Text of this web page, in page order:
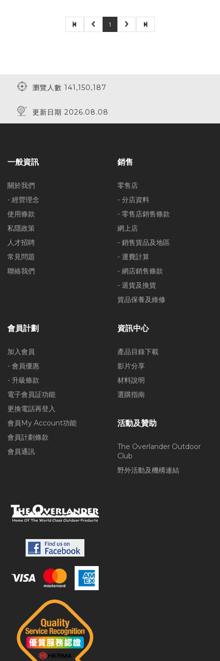
1
瀏覽人數 141,150,187
更新日期 2026.08.08
一般資訊
關於我們
- 經營理念
使用條款
私隱政策
人才招聘
常見問題
聯絡我們
銷售
零售店
- 分店資料
- 零售店銷售條款
網上店
- 銷售貨品及地區
- 運費計算
- 網店銷售條款
- 退貨及換貨
貨品保養及維修
會員計劃
加入會員
- 會員優惠
- 升級條款
電子會員証功能
更換電話再登入
會員My Account功能
會員計劃條款
會員通訊
資訊中心
產品目錄下載
影片分享
材料說明
選購指南
活動及贊助
The Overlander Outdoor
Club
野外活動及機構連結